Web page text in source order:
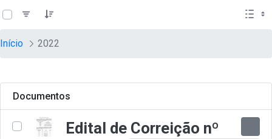
Pular para o Conteúdo principal
teste descricao
Início 2022
Documentos
Edital de Correição nº